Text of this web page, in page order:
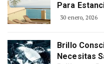
Para
30 enero, 2026
Brillo
Necesitas